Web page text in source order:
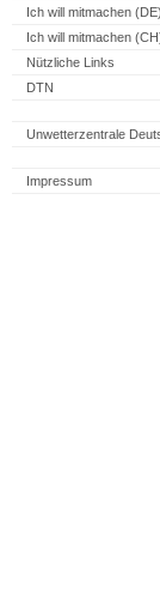
Ich will mitmachen (DE)
Ich will mitmachen
Nützliche Links
DTN
Unwetterzentrale
Impressum